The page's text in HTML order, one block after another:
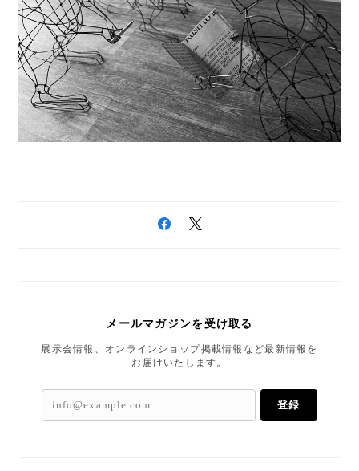
メールマガジンを受け取る
展示会情報、オンラインショップ掲載情報など最新情報を
お届けいたします。
登録